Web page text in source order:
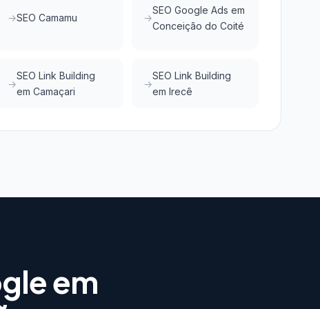
SEO Camamu
SEO Google Ads em
Conceição do Coité
SEO Link Building
em Camaçari
SEO Link Building
em Irecê
em